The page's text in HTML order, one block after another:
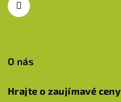
O nás
Hrajte o zaujímavé ceny